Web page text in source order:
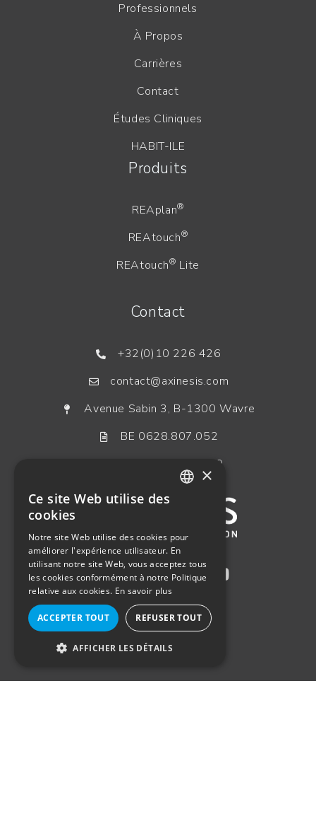
Professionnels
À Propos
Carrières
Contact
Études Cliniques
HABIT-ILE
Produits
REAplan®
REAtouch®
REAtouch® Lite
Contact
+32(0)10 226 426
contact@axinesis.com
Avenue Sabin 3, B-1300 Wavre
BE 0628.807.052
BE-MF-000018870
DUTCH
×
Ce site Web utilise des
cookies
Notre site Web utilise des cookies pour
améliorer l'expérience utilisateur. En
utilisant notre site Web, vous acceptez tous
les cookies conformément à notre Politique
relative aux cookies. En savoir plus
ACCEPTER TOUT REFUSER TOUT
AFFICHER LES DÉTAILS